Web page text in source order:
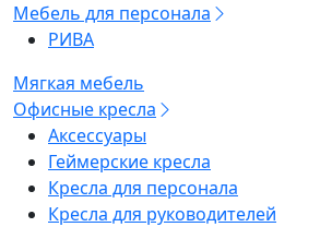
Мебель для персонала
РИВА
Мягкая мебель
Офисные кресла
Аксессуары
Геймерские кресла
Кресла для персонала
Кресла для руководителей